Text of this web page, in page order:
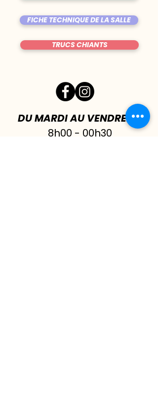
FICHE TECHNIQUE DE LA SALLE
TRUCS CHIANTS
DU MARDI AU VENDREDI|
8h00 - 00h30